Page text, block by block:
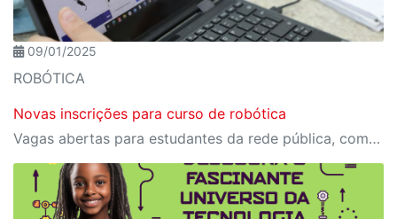
09/01/2025
ROBÓTICA
Novas inscrições para curso de robótica
Vagas abertas para estudantes da rede pública, com idade entre 8 e 15 anos